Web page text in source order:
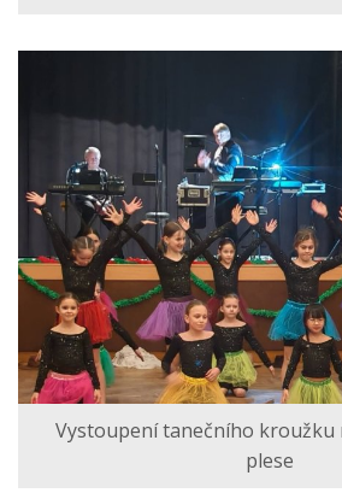
Vystoupení tanečního kroužku
plese